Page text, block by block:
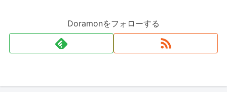
Doramonをフォローする